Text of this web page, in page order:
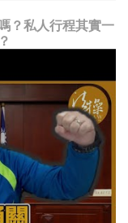
？私人行程其實一